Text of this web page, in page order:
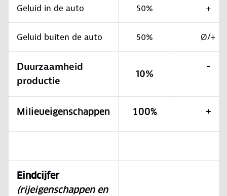
Geluid in de auto 50% +
Geluid buiten de auto 50% Ø/+
Duurzaamheid
productie
10%
-
Milieueigenschappen 100% +
Eindcijfer
(rijeigenschappen en